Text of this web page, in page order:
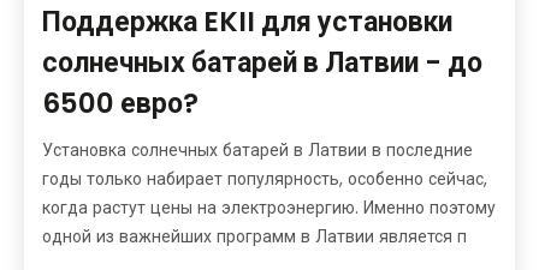
Поддержка EKII для установки
солнечных батарей в Латвии - до
6500 евро?
Установка солнечных батарей в Латвии в последние
годы только набирает популярность, особенно сейчас,
когда растут цены на электроэнергию. Именно поэтому
одной из важнейших программ в Латвии является п